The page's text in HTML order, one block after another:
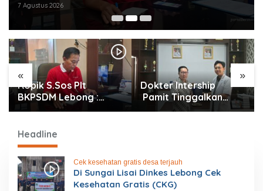
7 Agustus 2026
«
»
Ropik S.Sos Plt
BKPSDM Lebong :
Benang Putih Polemik
Isu Buruk Pelayanan
BKPSDM
Dokter Intership
Pamit Tinggalkan
Lebong
Headline
Cek kesehatan gratis desa terjauh
Di Sungai Lisai Dinkes Lebong Cek
Kesehatan Gratis (CKG)